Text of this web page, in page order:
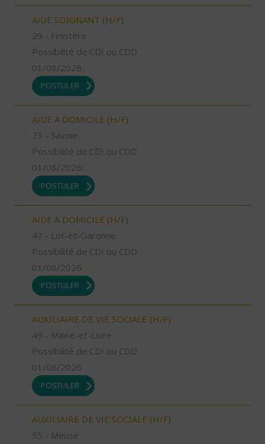
AIDE SOIGNANT (H/F)
29 - Finistère
Possibilité de CDI ou CDD
01/08/2026
POSTULER
AIDE A DOMICILE (H/F)
73 - Savoie
Possibilité de CDI ou CDD
01/08/2026
POSTULER
AIDE A DOMICILE (H/F)
47 - Lot-et-Garonne
Possibilité de CDI ou CDD
01/08/2026
POSTULER
AUXILIAIRE DE VIE SOCIALE (H/F)
49 - Maine-et-Loire
Possibilité de CDI ou CDD
01/08/2026
POSTULER
AUXILIAIRE DE VIE SOCIALE (H/F)
55 - Meuse